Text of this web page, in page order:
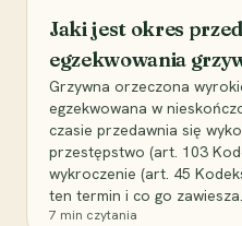
Jaki jest okres
egzekwowania
Grzywna orzeczona
egzekwowana w
czasie przedawnia się
przestępstwo (art. 103
wykroczenie (art. 45
ten termin i co go zawiesza.
7 min czytania